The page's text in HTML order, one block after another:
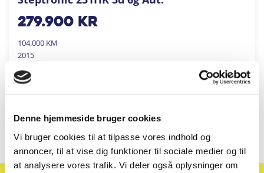
Denne hjemmeside bruger cookies
Vi bruger cookies til at tilpasse vores indhold og
annoncer, til at vise dig funktioner til sociale medier og til
at analysere vores trafik. Vi deler også oplysninger om
279.900kr
104.000 KM
2015
AUTOHUSET KRONSBJERG A/S - ODENSE NV